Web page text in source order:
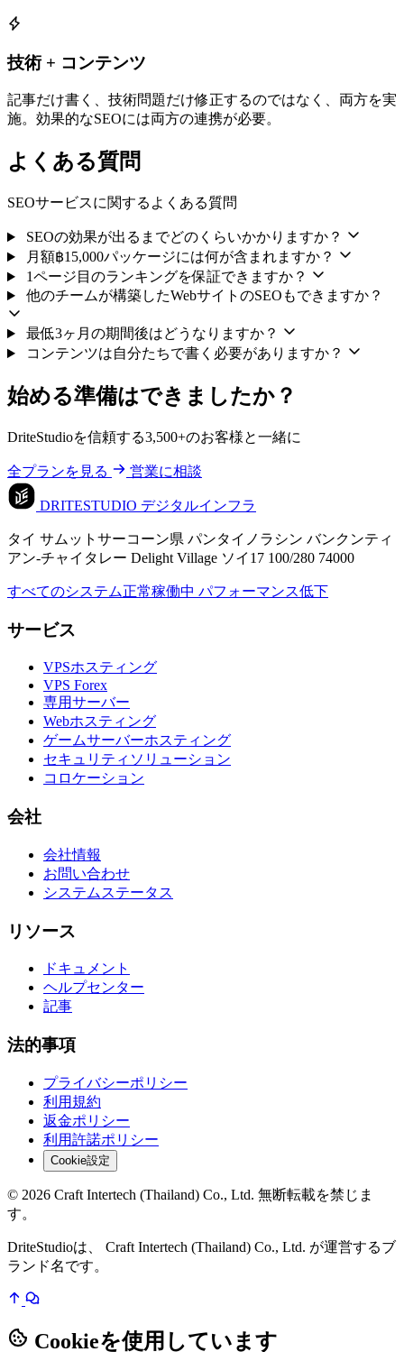
技術 + コンテンツ
記事だけ書く、技術問題だけ修正するのではなく、両方を実
施。効果的なSEOには両方の連携が必要。
よくある質問
SEOサービスに関するよくある質問
SEOの効果が出るまでどのくらいかかりますか？
月額฿15,000パッケージには何が含まれますか？
1ページ目のランキングを保証できますか？
他のチームが構築したWebサイトのSEOもできますか？
最低3ヶ月の期間後はどうなりますか？
コンテンツは自分たちで書く必要がありますか？
始める準備はできましたか？
DriteStudioを信頼する3,500+のお客様と一緒に
全プランを見る 営業に相談
DRITESTUDIO デジタルインフラ
タイ サムットサーコーン県 パンタイノラシン バンクンティ
アン-チャイタレー Delight Village ソイ17 100/280 74000
すべてのシステム正常稼働中 パフォーマンス低下
サービス
VPSホスティング
VPS Forex
専用サーバー
Webホスティング
ゲームサーバーホスティング
セキュリティソリューション
コロケーション
会社
会社情報
お問い合わせ
システムステータス
リソース
ドキュメント
ヘルプセンター
記事
法的事項
プライバシーポリシー
利用規約
返金ポリシー
利用許諾ポリシー
Cookie設定
© 2026 Craft Intertech (Thailand) Co., Ltd. 無断転載を禁じま
す。
DriteStudioは、 Craft Intertech (Thailand) Co., Ltd. が運営するブ
ランド名です。
Cookieを使用しています